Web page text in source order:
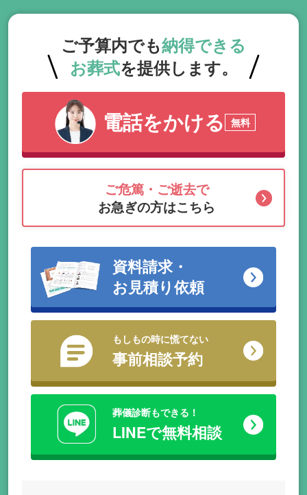
ご予算内でも納得できる
お葬式を提供します。
電話をかける 無料
ご危篤・ご逝去で
お急ぎの方はこちら
資料請求・
お見積り依頼
もしもの時に慌てない
事前相談予約
葬儀診断もできる！
LINEで無料相談